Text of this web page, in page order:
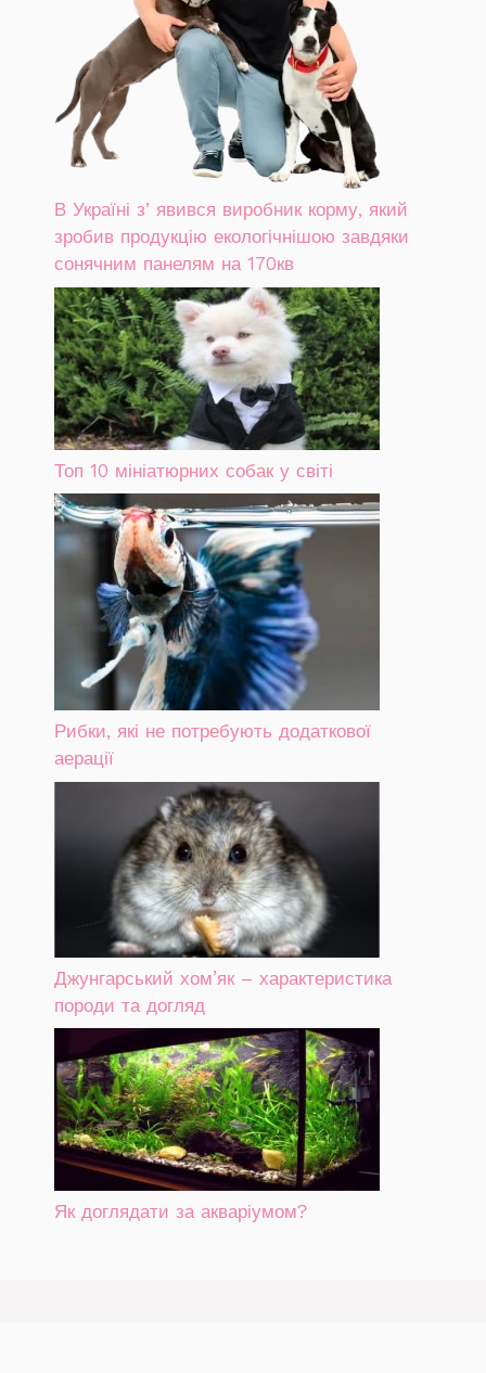
В Україні зʼявився виробник корму, який
зробив продукцію екологічнішою завдяки
сонячним панелям на 170кв
Топ 10 мініатюрних собак у світі
Рибки, які не потребують додаткової
аерації
Джунгарський хом’як – характеристика
породи та догляд
Як доглядати за акваріумом?